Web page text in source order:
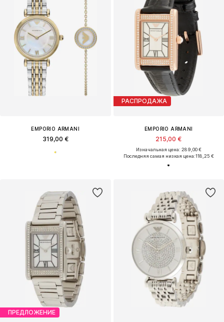
EMPORIO ARMANI
319,00 €
РАСПРОДАЖА
EMPORIO ARMANI
215,00 €
Изначальная цена: 289,00 €
Последняя самая низкая цена:118,25 €
ПРЕДЛОЖЕНИЕ